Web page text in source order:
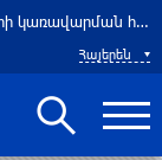
Բելառուսում պակասում է ԽՍՀՄ ժամանակների կառավարման համակարգը․ Լուկաշենկո
Հայերեն